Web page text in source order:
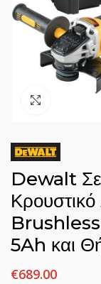
Dewalt
Brushless
5Ah και
€689.00